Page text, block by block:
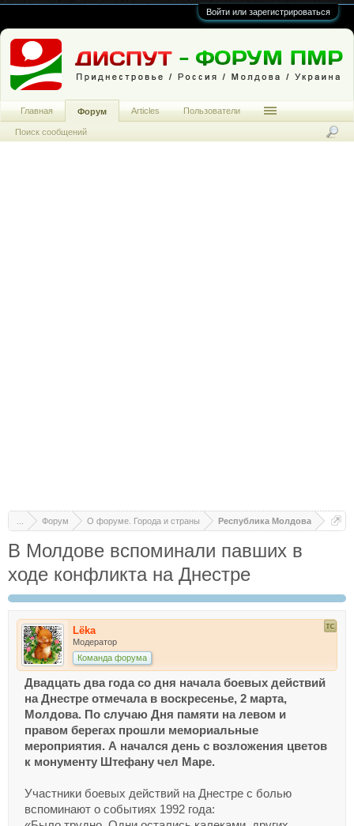
Войти или зарегистрироваться
Форум О форуме. Города и страны Республика Молдова
В Молдове вспоминали павших в
ходе конфликта на Днестре
Lёka
Модератор
Команда форума
Двадцать два года со дня начала боевых действий
на Днестре отмечала в воскресенье, 2 марта,
Молдова. По случаю Дня памяти на левом и
правом берегах прошли мемориальные
мероприятия. А начался день с возложения цветов
к монументу Штефану чел Маре.
Участники боевых действий на Днестре с болью
вспоминают о событиях 1992 года:
Главная Форум
Поиск сообщений
Articles Пользователи